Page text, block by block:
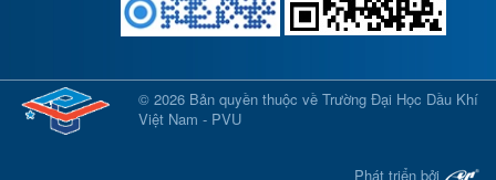
© 2026 Bản quyền thuộc về Trường Đại Học Dầu Khí
Việt Nam - PVU
Phát triển bởi